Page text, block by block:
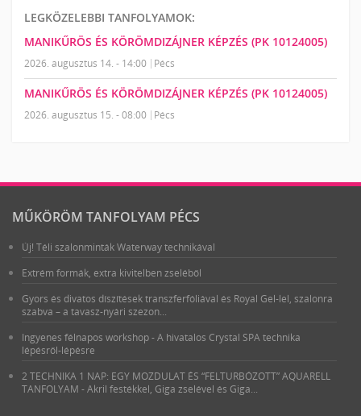
LEGKÖZELEBBI TANFOLYAMOK:
MANIKŰRÖS ÉS KÖRÖMDIZÁJNER KÉPZÉS (PK 10124005)
2026. augusztus 14. - 14:00 Pécs
MANIKŰRÖS ÉS KÖRÖMDIZÁJNER KÉPZÉS (PK 10124005)
2026. augusztus 15. - 08:00 Pécs
MŰKÖRÖM TANFOLYAM PÉCS
Új! Téli szalonminták Waterway technikával
Extrém formák, extra kivitelben zseléből
Gyors és divatos díszítések transzferfóliával és Royal Gel-lel, szalonra
szabva – a tavasz-nyári szezon...
Ingyenes félnapos workshop - A hivatalos Crystal SPA technika
lépésről-lépésre
2 TECHNIKA 1 NAP: EGY MOZDULAT ÉS “FELTURBÓZOTT” AQUARELL
TANFOLYAM - Akril festékkel, Giga zselével és Giga...